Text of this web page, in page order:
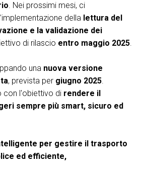
. Nei prossimi mesi, ci
della lettura del
e la validazione dei
di rilascio entro maggio 2025.
una nuova versione
, prevista per giugno 2025.
con l'obiettivo di rendere il
sempre più smart, sicuro ed
per gestire il trasporto
ed efficiente,